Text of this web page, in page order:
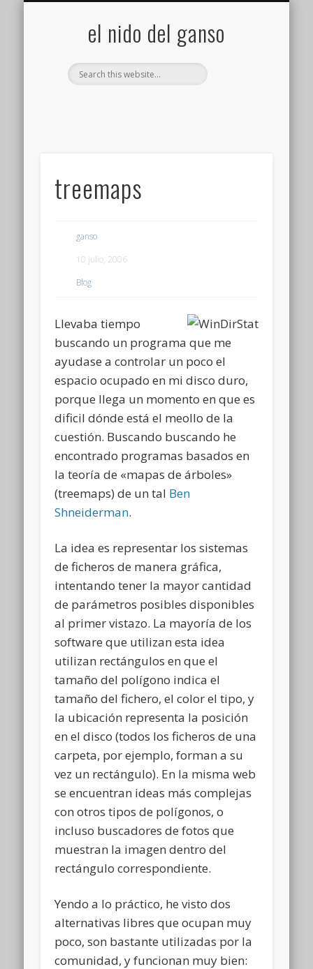
el nido del ganso
treemaps
ganso
10 julio, 2006
Blog
Llevaba tiempo
buscando un programa que me
ayudase a controlar un poco el
espacio ocupado en mi disco duro,
porque llega un momento en que es
dificil dónde está el meollo de la
cuestión. Buscando buscando he
encontrado programas basados en
la teoría de «mapas de árboles»
(treemaps) de un tal Ben
Shneiderman.
La idea es representar los sistemas
de ficheros de manera gráfica,
intentando tener la mayor cantidad
de parámetros posibles disponibles
al primer vistazo. La mayoría de los
software que utilizan esta idea
utilizan rectángulos en que el
tamaño del polígono indica el
tamaño del fichero, el color el tipo, y
la ubicación representa la posición
en el disco (todos los ficheros de una
carpeta, por ejemplo, forman a su
vez un rectángulo). En la misma web
se encuentran ideas más complejas
con otros tipos de polígonos, o
incluso buscadores de fotos que
muestran la imagen dentro del
rectángulo correspondiente.
Yendo a lo práctico, he visto dos
alternativas libres que ocupan muy
poco, son bastante utilizadas por la
comunidad, y funcionan muy bien: